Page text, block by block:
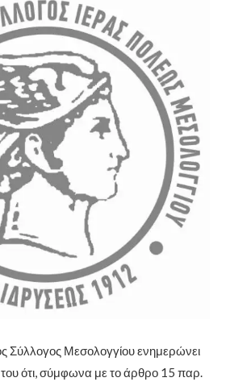
Σύλλογος Μεσολογγίου ενημερώνει
του ότι, σύμφωνα με το άρθρο 15 παρ.